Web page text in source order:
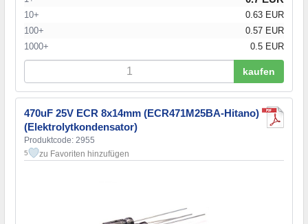
10+
0.63 EUR
100+
0.57 EUR
1000+
0.5 EUR
kaufen
470uF 25V ECR 8x14mm (ECR471M25BA-Hitano)
(Elektrolytkondensator)
Produktcode: 2955
5 zu Favoriten hinzufügen